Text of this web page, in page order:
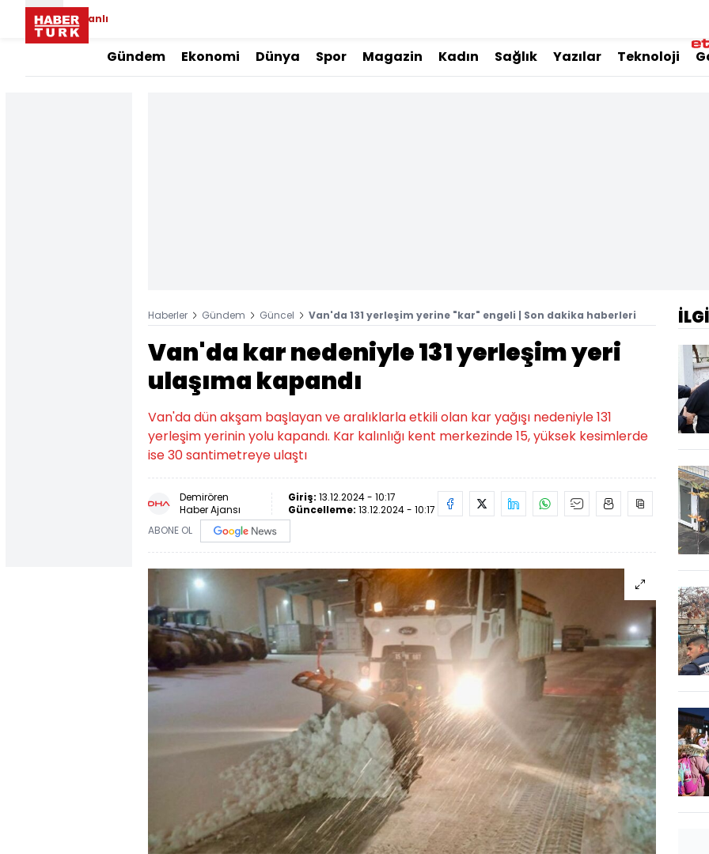
Canlı
Gündem Ekonomi Dünya Spor Magazin Kadın Sağlık Yazılar Teknoloji
Haberler Gündem Güncel Van'da 131 yerleşim yerine "kar" engeli | Son dakika haberleri
Van'da kar nedeniyle 131 yerleşim yeri
ulaşıma kapandı
Van'da dün akşam başlayan ve aralıklarla etkili olan kar yağışı nedeniyle 131
yerleşim yerinin yolu kapandı. Kar kalınlığı kent merkezinde 15, yüksek kesimlerde
ise 30 santimetreye ulaştı
Demirören
Haber Ajansı
Giriş: 13.12.2024 - 10:17
Güncelleme: 13.12.2024 - 10:17
ABONE OL